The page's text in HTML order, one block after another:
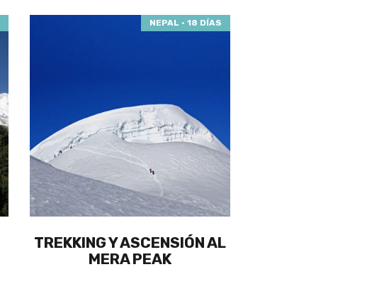
NEPAL · 18 DÍAS
TREKKING Y ASCENSIÓN AL
MERA PEAK